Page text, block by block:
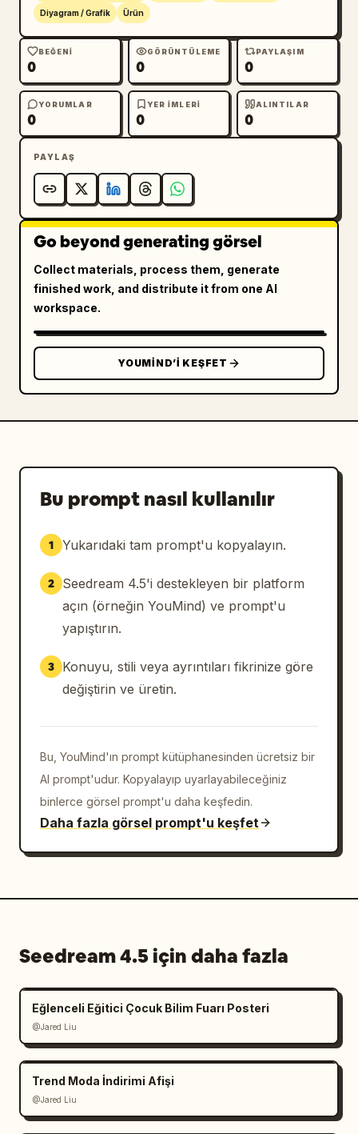
Diyagram / Grafik Ürün
BEĞENI
0
GÖRÜNTÜLEME
0
PAYLAŞIM
0
YORUMLAR
0
YER IMLERI
0
ALINTILAR
0
PAYLAŞ
Go beyond generating görsel
Collect materials, process them, generate
finished work, and distribute it from one AI
workspace.
YOUMIND’I KEŞFET
Bu prompt nasıl kullanılır
1 Yukarıdaki tam prompt'u kopyalayın.
2
Seedream 4.5'i destekleyen bir platform
açın (örneğin YouMind) ve prompt'u
yapıştırın.
3
Konuyu, stili veya ayrıntıları fikrinize göre
değiştirin ve üretin.
Bu, YouMind'ın prompt kütüphanesinden ücretsiz bir
AI prompt'udur. Kopyalayıp uyarlayabileceğiniz
binlerce görsel prompt'u daha keşfedin.
Daha fazla görsel prompt'u keşfet
Seedream 4.5 için daha fazla
Eğlenceli Eğitici Çocuk Bilim Fuarı Posteri
@Jared Liu
Trend Moda İndirimi Afişi
@Jared Liu